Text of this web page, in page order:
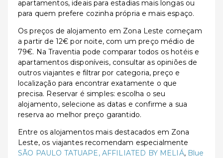
apartamentos, ideais para estadias mais longas ou
para quem prefere cozinha própria e mais espaço.
Os preços de alojamento em Zona Leste começam
a partir de 12€ por noite, com um preço médio de
79€. Na Traventia pode comparar todos os hotéis e
apartamentos disponíveis, consultar as opiniões de
outros viajantes e filtrar por categoria, preço e
localização para encontrar exatamente o que
precisa. Reservar é simples: escolha o seu
alojamento, selecione as datas e confirme a sua
reserva ao melhor preço garantido.
Entre os alojamentos mais destacados em Zona
Leste, os viajantes recomendam especialmente
SÃO PAULO TATUAPE, AFFILIATED BY MELIÁ, Blue